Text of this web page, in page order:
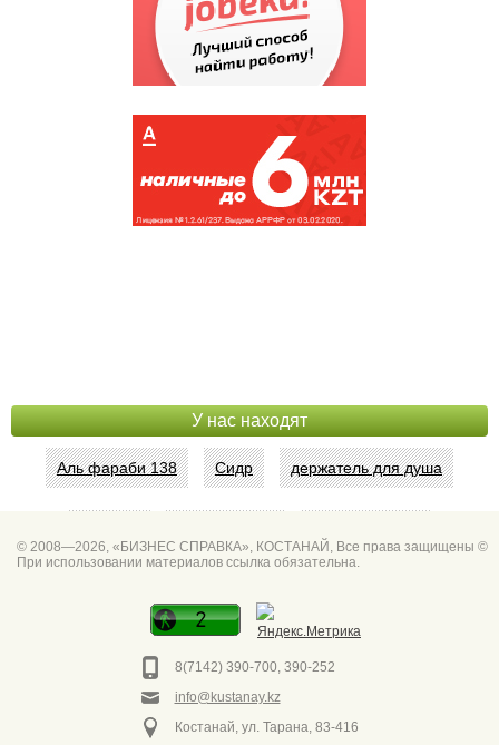
СПЕЦИАЛИЗИРОВАННЫЙ...
(144044)
НАЛОГОВОЕ УПРАВЛЕН...
(135795)
КИНОТЕАТР КАЗАХСТАН
(121348)
У нас находят
Аль фараби 138 Сидр держатель для душа
© 2008—2026, «БИЗНЕС СПРАВКА», КОСТАНАЙ, Все права защищены ©
При использовании материалов ссылка обязательна.
8(7142) 390-700, 390-252
info@kustanay.kz
Костанай, ул. Тарана, 83-416